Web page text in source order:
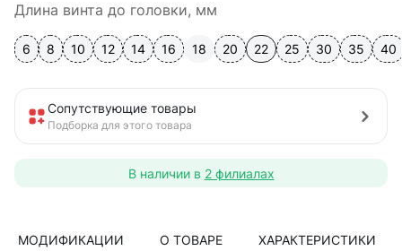
Длина винта до головки, мм
6 8 10 12 14 16 18 20 22 25 30 35 40
Сопутствующие товары
Подборка для этого товара
В наличии в 2 филиалах
МОДИФИКАЦИИ О ТОВАРЕ ХАРАКТЕРИСТИКИ